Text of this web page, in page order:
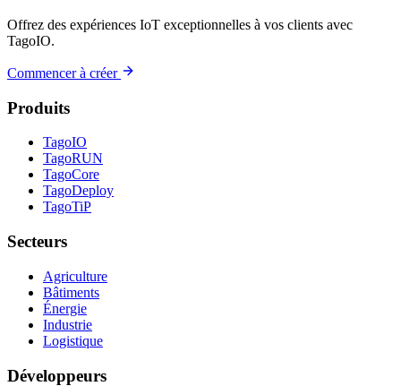
Offrez des expériences IoT exceptionnelles à vos clients avec
TagoIO.
Commencer à créer
Produits
TagoIO
TagoRUN
TagoCore
TagoDeploy
TagoTiP
Secteurs
Agriculture
Bâtiments
Énergie
Industrie
Logistique
Développeurs